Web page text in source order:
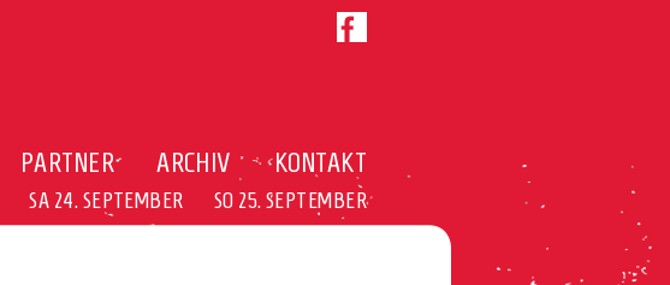
PARTNER ARCHIV KONTAKT
SA 24. SEPTEMBER SO 25. SEPTEMBER